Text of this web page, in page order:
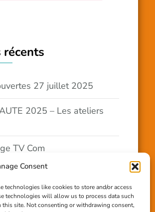
Consent
technologies like cookies to store and/or access
technologies will allow us to process data such
site. Not consenting or withdrawing consent,
27 juillet 2025
2025 – Les ateliers
TV Com
en terre-paille
Participatif Terre Paille